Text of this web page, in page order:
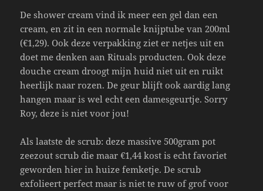
De shower cream vind ik meer een gel dan een
cream, en zit in een normale knijptube van 200ml
(€1,29). Ook deze verpakking ziet er netjes uit en
doet me denken aan Rituals producten. Ook deze
douche cream droogt mijn huid niet uit en ruikt
heerlijk naar rozen. De geur blijft ook aardig lang
hangen maar is wel echt een damesgeurtje. Sorry
Roy, deze is niet voor jou!
Als laatste de scrub: deze massive 500gram pot
zeezout scrub die maar €1,44 kost is echt favoriet
geworden hier in huize femketje. De scrub
exfolieert perfect maar is niet te ruw of grof voor